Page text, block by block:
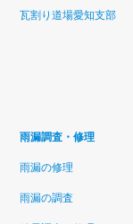
瓦割り道場愛知支部
雨漏調査・修理
雨漏の修理
雨漏の調査